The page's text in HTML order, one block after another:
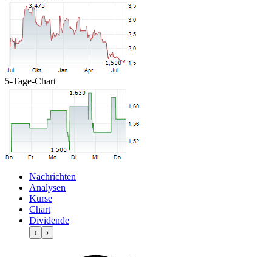
5-Tage-Chart
Nachrichten
Analysen
Kurse
Chart
Dividende
‹ ›